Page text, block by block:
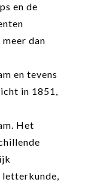
en de
meer dan
en tevens
in 1851,
Het
letterkunde,